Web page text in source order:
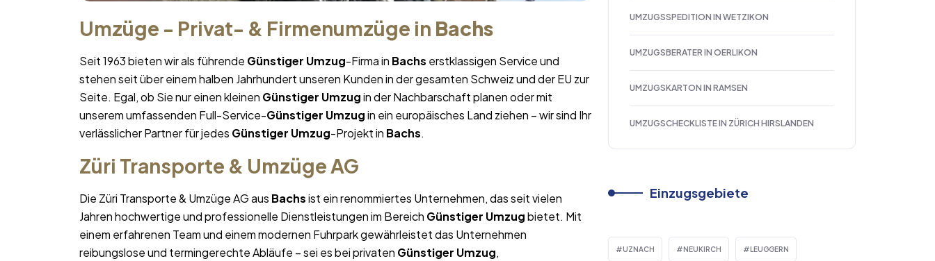
Umzüge - Privat- & Firmenumzüge in Bachs
Seit 1963 bieten wir als führende Günstiger Umzug-Firma in Bachs erstklassigen Service und
stehen seit über einem halben Jahrhundert unseren Kunden in der gesamten Schweiz und der EU zur
Seite. Egal, ob Sie nur einen kleinen Günstiger Umzugin der Nachbarschaft planen oder mit
unserem umfassenden Full-Service-Günstiger Umzugin ein europäisches Land ziehen – wir sind Ihr
verlässlicher Partner für jedes Günstiger Umzug-Projekt in Bachs.
Züri Transporte & Umzüge AG
Die Züri Transporte & Umzüge AG aus Bachsist ein renommiertes Unternehmen, das seit vielen
Jahren hochwertige und professionelle Dienstleistungen im Bereich Günstiger Umzugbietet. Mit
einem erfahrenen Team und einem modernen Fuhrpark gewährleistet das Unternehmen
reibungslose und termingerechte Abläufe – sei es bei privaten Günstiger Umzug,
UMZUGSSPEDITION IN WETZIKON
UMZUGSBERATER IN OERLIKON
UMZUGSKARTON IN RAMSEN
UMZUGSCHECKLISTE IN ZÜRICH HIRSLANDEN
Einzugsgebiete
UZNACH NEUKIRCH LEUGGERN